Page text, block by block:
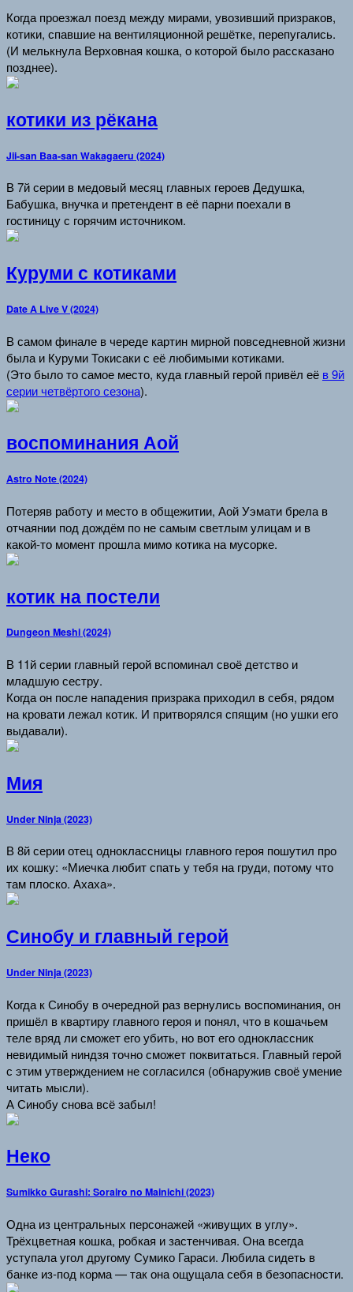
Когда проезжал поезд между мирами, увозивший призраков,
котики, спавшие на вентиляционной решётке, перепугались.
(И мелькнула Верховная кошка, о которой было рассказано
позднее).
котики из рёкана
Jii-san Baa-san Wakagaeru (2024)
В 7й серии в медовый месяц главных героев Дедушка,
Бабушка, внучка и претендент в её парни поехали в
гостиницу с горячим источником.
Куруми с котиками
Date A Live V (2024)
В самом финале в череде картин мирной повседневной жизни
была и Куруми Токисаки с её любимыми котиками.
(Это было то самое место, куда главный герой привёл её в 9й
серии четвёртого сезона).
воспоминания Аой
Astro Note (2024)
Потеряв работу и место в общежитии, Аой Уэмати брела в
отчаянии под дождём по не самым светлым улицам и в
какой-то момент прошла мимо котика на мусорке.
котик на постели
Dungeon Meshi (2024)
В 11й серии главный герой вспоминал своё детство и
младшую сестру.
Когда он после нападения призрака приходил в себя, рядом
на кровати лежал котик. И притворялся спящим (но ушки его
выдавали).
Мия
Under Ninja (2023)
В 8й серии отец одноклассницы главного героя пошутил про
их кошку: «Миечка любит спать у тебя на груди, потому что
там плоско. Ахаха».
Синобу и главный герой
Under Ninja (2023)
Когда к Синобу в очередной раз вернулись воспоминания, он
пришёл в квартиру главного героя и понял, что в кошачьем
теле вряд ли сможет его убить, но вот его одноклассник
невидимый ниндзя точно сможет поквитаться. Главный герой
с этим утверждением не согласился (обнаружив своё умение
читать мысли).
А Синобу снова всё забыл!
Неко
Sumikko Gurashi: Sorairo no Mainichi (2023)
Одна из центральных персонажей «живущих в углу».
Трёхцветная кошка, робкая и застенчивая. Она всегда
уступала угол другому Сумико Гараси. Любила сидеть в
банке из-под корма — так она ощущала себя в безопасности.